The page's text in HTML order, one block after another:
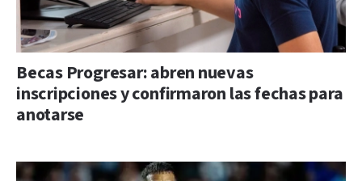
Becas Progresar: abren nuevas
inscripciones y confirmaron las fechas para
anotarse